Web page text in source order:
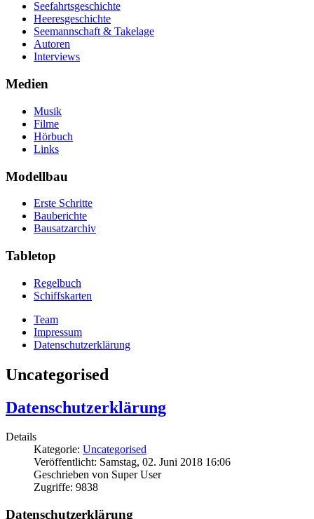
Seefahrtsgeschichte
Heeresgeschichte
Seemannschaft & Takelage
Autoren
Interviews
Medien
Musik
Filme
Hörbuch
Links
Modellbau
Erste Schritte
Bauberichte
Bausatzarchiv
Tabletop
Regelbuch
Schiffskarten
Team
Impressum
Datenschutzerklärung
Uncategorised
Datenschutzerklärung
Details
Kategorie: Uncategorised
Veröffentlicht: Samstag, 02. Juni 2018 16:06
Geschrieben von Super User
Zugriffe: 9838
Datenschutzerklärung